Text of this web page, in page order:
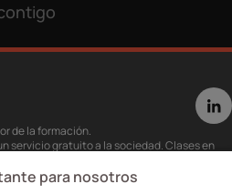
de la formación.
servicio gratuito a la sociedad. Clases en
estudiantes…
ya seas opositor o estés formándote
para nosotros